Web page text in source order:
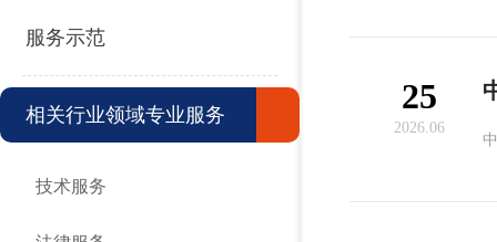
服务示范
相关行业领域专业服务
技术服务
25
2026.06